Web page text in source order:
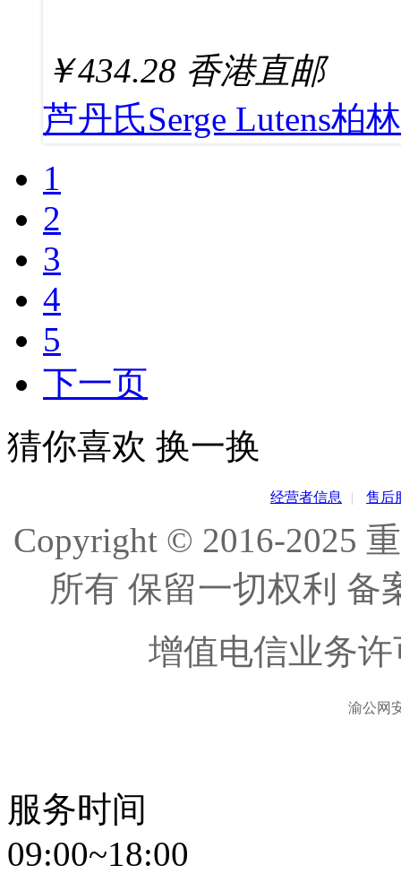
￥434.28 香港直邮
芦丹氏Serge Lutens柏
1
2
3
4
5
下一页
猜你喜欢 换一换
经营者信息 | 售后
Copyright © 2016-2025
所有 保留一切权利 备
增值电信业务
渝公网
服务时间
09:00~18:00